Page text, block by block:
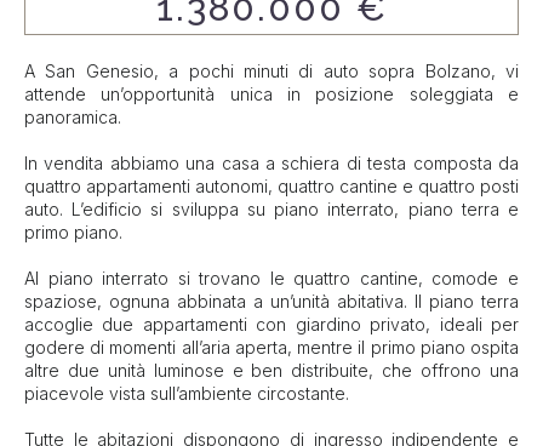
A San Genesio, a pochi minuti di auto sopra Bolzano, vi
attende un’opportunità unica in posizione soleggiata e
panoramica.
In vendita abbiamo una casa a schiera di testa composta da
quattro appartamenti autonomi, quattro cantine e quattro posti
auto. L’edificio si sviluppa su piano interrato, piano terra e
primo piano.
Al piano interrato si trovano le quattro cantine, comode e
spaziose, ognuna abbinata a un’unità abitativa. Il piano terra
accoglie due appartamenti con giardino privato, ideali per
godere di momenti all’aria aperta, mentre il primo piano ospita
altre due unità luminose e ben distribuite, che offrono una
piacevole vista sull’ambiente circostante.
Tutte le abitazioni dispongono di ingresso indipendente e